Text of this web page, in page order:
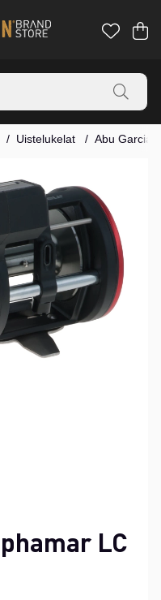
.
Uistelukelat Abu
LC